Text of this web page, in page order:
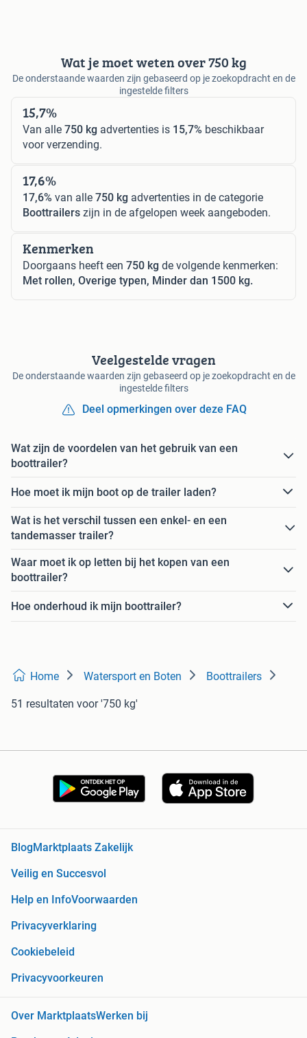
Wat je moet weten over 750 kg
De onderstaande waarden zijn gebaseerd op je zoekopdracht en de
ingestelde filters
15,7%
Van alle 750 kg advertenties is 15,7% beschikbaar
voor verzending.
17,6%
17,6% van alle 750 kg advertenties in de categorie
Boottrailers zijn in de afgelopen week aangeboden.
Kenmerken
Doorgaans heeft een 750 kg de volgende kenmerken:
Met rollen, Overige typen, Minder dan 1500 kg.
Veelgestelde vragen
De onderstaande waarden zijn gebaseerd op je zoekopdracht en de
ingestelde filters
Deel opmerkingen over deze FAQ
Wat zijn de voordelen van het gebruik van een
boottrailer?
Hoe moet ik mijn boot op de trailer laden?
Wat is het verschil tussen een enkel- en een
tandemasser trailer?
Waar moet ik op letten bij het kopen van een
boottrailer?
Hoe onderhoud ik mijn boottrailer?
Home Watersport en Boten Boottrailers
51 resultaten voor '750 kg'
Blog Marktplaats Zakelijk
Veilig en Succesvol
Help en InfoVoorwaarden
Privacyverklaring
Cookiebeleid
Privacyvoorkeuren
Over MarktplaatsWerken bij